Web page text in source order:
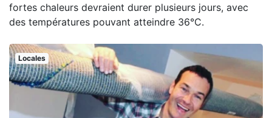
fortes chaleurs devraient durer plusieurs jours, avec
des températures pouvant atteindre 36°C.
Locales